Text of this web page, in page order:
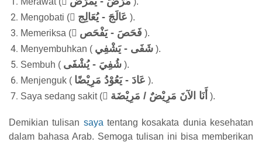
Mengobati ( ُ عَالَجَ - يُعَالِج ).
Memeriksa ( ُ فَحَصَ - يَفْحَص ).
Menyembuhkan ( شَفَى - يَشْفِي ).
Sembuh ( شُفِيَ - يُشْفَى ).
Menjenguk ( عَادَ - يَعُوْدُ مَرِيْضًا ).
Saya sedang sakit ( ٌ أَنَا الآنَ مَرِيْضٌ / مَرِيْضَة ).
Demikian tulisan saya tentang kosakata dunia kesehatan
dalam bahasa Arab. Semoga tulisan ini bisa memberikan